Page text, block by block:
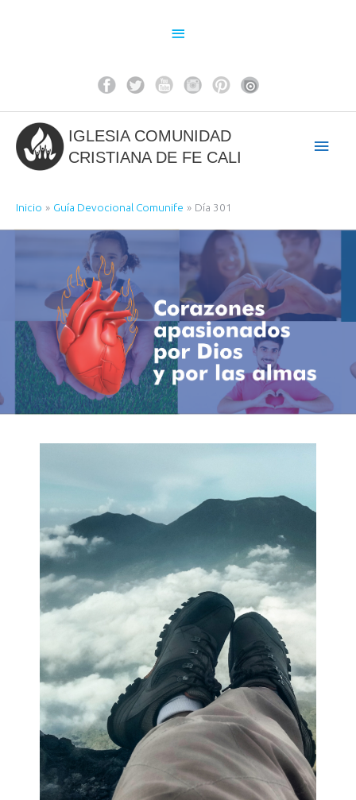
Above
IGLESIA COMUNIDAD
CRISTIANA DE FE CALI
Inicio Guía Devocional Comunife Día 301